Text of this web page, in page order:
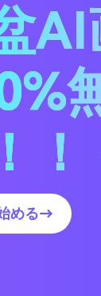
う方法
果的
います：落ち
抑制された色
AI
！
める→